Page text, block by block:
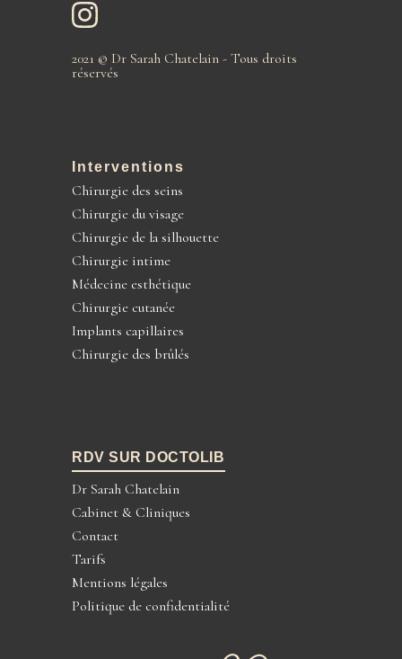
2021 © Dr Sarah Chatelain - Tous droits
réservés
Interventions
Chirurgie des seins
Chirurgie du visage
Chirurgie de la silhouette
Chirurgie intime
Médecine esthétique
Chirurgie cutanée
Implants capillaires
Chirurgie des brûlés
RDV SUR DOCTOLIB
Dr Sarah Chatelain
Cabinet & Cliniques
Contact
Tarifs
Mentions légales
Politique de confidentialité